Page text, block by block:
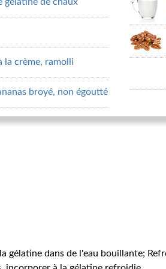
la crème, ramolli
broyé, non égoutté
gélatine dans de l'eau bouillante;